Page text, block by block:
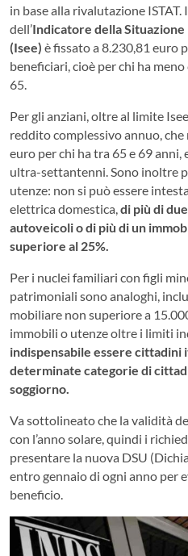
in base alla rivalutazione
dell’Indicatore della
(Isee) è fissato a 8.230,81 euro
beneficiari, cioè per chi ha
65.
Per gli anziani, oltre al limite
reddito complessivo annuo,
euro per chi ha tra 65 e 69 anni,
ultra-settantenni. Sono inoltre
utenze: non si può essere
elettrica domestica,di più di
autoveicoli o di più di un
superiore al 25%.
Per i nuclei familiari con figli
patrimoniali sono analoghi,
mobiliare non superiore a
immobili o utenze oltre i limiti
indispensabile essere cittadini
determinate categorie di
soggiorno.
Va sottolineato che la validità
con l’anno solare, quindi i
presentare la nuova DSU
entro gennaio di ogni anno per
beneficio.